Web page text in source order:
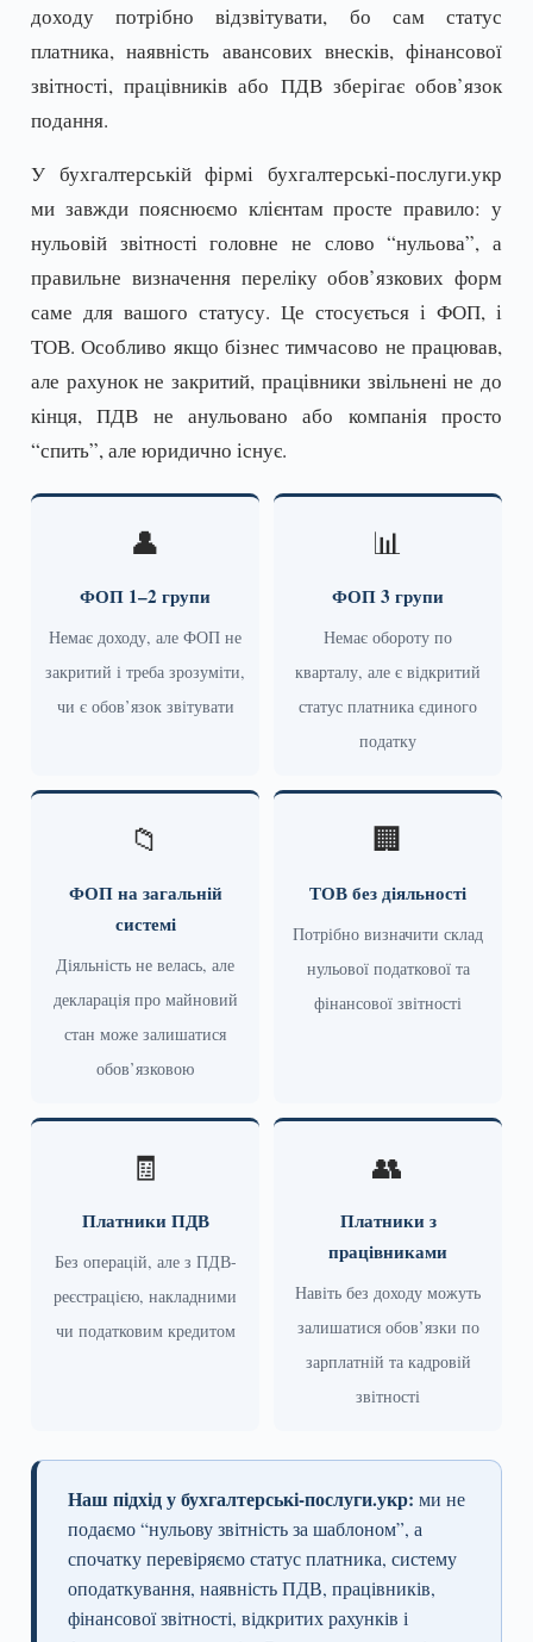
доходу потрібно відзвітувати, бо сам статус
платника, наявність авансових внесків, фінансової
звітності, працівників або ПДВ зберігає обов’язок
подання.
У бухгалтерській фірмі бухгалтерські-послуги.укр
ми завжди пояснюємо клієнтам просте правило: у
нульовій звітності головне не слово “нульова”, а
правильне визначення переліку обов’язкових форм
саме для вашого статусу. Це стосується і ФОП, і
ТОВ. Особливо якщо бізнес тимчасово не працював,
але рахунок не закритий, працівники звільнені не до
кінця, ПДВ не анульовано або компанія просто
“спить”, але юридично існує.
👤
ФОП 1–2 групи
Немає доходу, але ФОП не
закритий і треба зрозуміти,
чи є обов’язок звітувати
📊
ФОП 3 групи
Немає обороту по
кварталу, але є відкритий
статус платника єдиного
податку
📁
ФОП на загальній
системі
Діяльність не велась, але
декларація про майновий
стан може залишатися
обов’язковою
🏢
ТОВ без діяльності
Потрібно визначити склад
нульової податкової та
фінансової звітності
🧾
Платники ПДВ
Без операцій, але з ПДВ-
реєстрацією, накладними
чи податковим кредитом
👥
Платники з
працівниками
Навіть без доходу можуть
залишатися обов’язки по
зарплатній та кадровій
звітності
Наш підхід у бухгалтерські-послуги.укр: ми не
подаємо “нульову звітність за шаблоном”, а
спочатку перевіряємо статус платника, систему
оподаткування, наявність ПДВ, працівників,
фінансової звітності, відкритих рахунків і